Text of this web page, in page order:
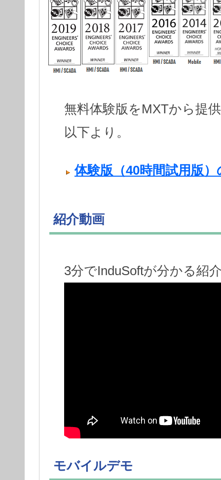
無料体験版をMXTから提
以下より。
体験版（40時間試用版
紹介動画
3分でInduSoftが分かる紹
モバイルデモ